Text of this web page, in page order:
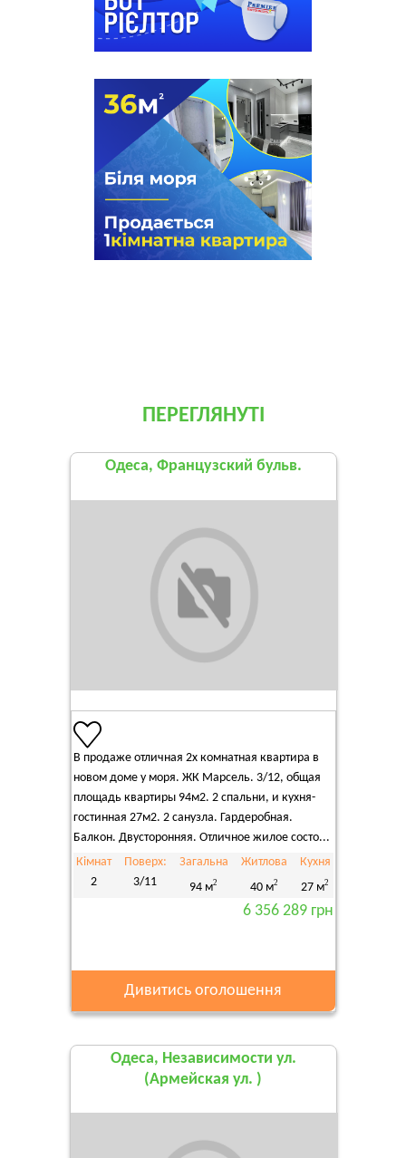
ПЕРЕГЛЯНУТІ
Одеса, Французский бульв.
В продаже отличная 2х комнатная квартира в
новом доме у моря. ЖК Марсель. 3/12, общая
площадь квартиры 94м2. 2 спальни, и кухня-
гостинная 27м2. 2 санузла. Гардеробная.
Балкон. Двусторонняя. Отличное жилое состо...
Кімнат
2
Поверх:
3/11
Загальна
94 м2
Житлова
40 м2
Кухня
27 м2
6 356 289 грн
Дивитись оголошення
Одеса, Независимости ул.
(Армейская ул. )